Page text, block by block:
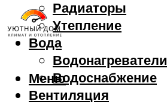
Радиаторы
Утепление
Вода
Водонагреватели
Водоснабжение
Вентиляция
Меню